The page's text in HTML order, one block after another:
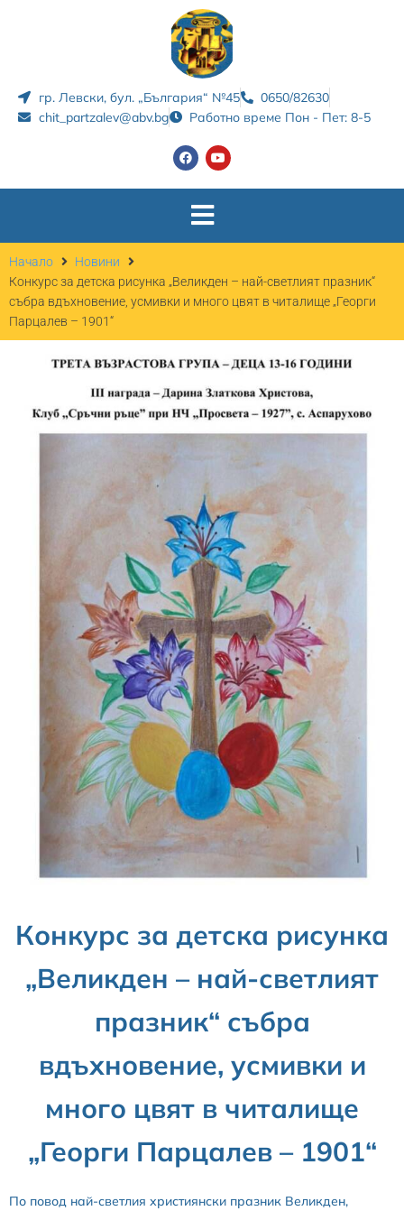
гр. Левски, бул. „България“ №45
0650/82630
chit_partzalev@abv.bg
Работно време Пон - Пет: 8-5
Начало
Новини
Конкурс за детска рисунка „Великден – най-светлият празник“
събра вдъхновение, усмивки и много цвят в читалище „Георги
Парцалев – 1901“
Конкурс за детска рисунка
„Великден – най-светлият
празник“ събра
вдъхновение, усмивки и
много цвят в читалище
„Георги Парцалев – 1901“
По повод най-светлия християнски празник Великден,